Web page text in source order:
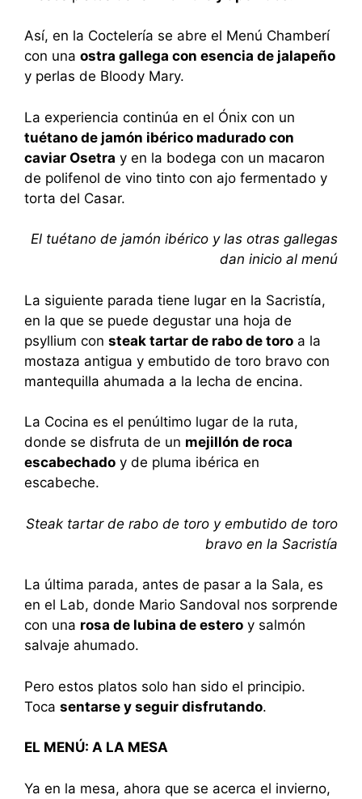
Así, en la Coctelería se abre el Menú Chamberí
con una ostra gallega con esencia de jalapeño
y perlas de Bloody Mary.
La experiencia continúa en el Ónix con un
tuétano de jamón ibérico madurado con
caviar Osetra y en la bodega con un macaron
de polifenol de vino tinto con ajo fermentado y
torta del Casar.
El tuétano de jamón ibérico y las otras gallegas
dan inicio al menú
La siguiente parada tiene lugar en la Sacristía,
en la que se puede degustar una hoja de
psyllium con steak tartar de rabo de toro a la
mostaza antigua y embutido de toro bravo con
mantequilla ahumada a la lecha de encina.
La Cocina es el penúltimo lugar de la ruta,
donde se disfruta de un mejillón de roca
escabechado y de pluma ibérica en
escabeche.
Steak tartar de rabo de toro y embutido de toro
bravo en la Sacristía
La última parada, antes de pasar a la Sala, es
en el Lab, donde Mario Sandoval nos sorprende
con una rosa de lubina de estero y salmón
salvaje ahumado.
Pero estos platos solo han sido el principio.
Toca sentarse y seguir disfrutando.
EL MENÚ: A LA MESA
Ya en la mesa, ahora que se acerca el invierno,